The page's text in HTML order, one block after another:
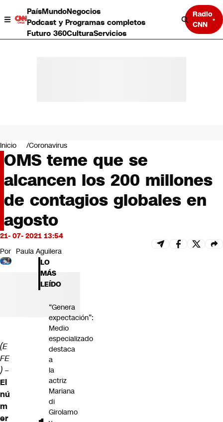
PaísMundoNegocios
Podcast y Programas completos
Futuro 360CulturaServicios
Radio
CNN
Negocios
Deportes
Programas completos
Cultura
Servicios
Bits
CNN tiempo
Futuro 360
Inicio Coronavirus
OMS teme que se
alcancen los 200 millones
de contagios globales en
agosto
21- 07- 2021 13:54
Por Paula Aguilera
(E
FE
) –
El
nú
m
er
LO
MÁS
LEÍDO
“Genera
expectación”:
Medio
especializado
destaca
a
la
actriz
Mariana
di
Girolamo